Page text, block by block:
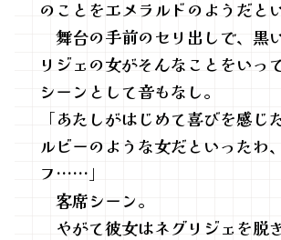
のことをエメラルドのようだと
舞台の手前のセリ出しで、黒
リジェの女がそんなことをいっ
シーンとして音もなし。
「あたしがはじめて喜びを感じ
ルビーのような女だといったわ
フ……」
客席シーン。
やがて彼女はネグリジェを脱